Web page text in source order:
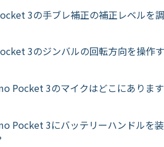
3の手ブレ補正の補正レベルを
3のジンバルの回転方向を操作
Pocket 3のマイクはどこにありま
Pocket 3にバッテリーハンドルを